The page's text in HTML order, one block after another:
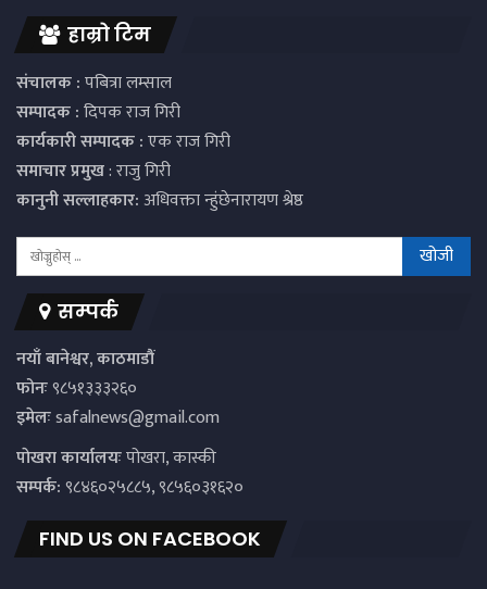
हाम्रो टिम
संचालक :पबित्रा लम्साल
सम्पादक :दिपक राज गिरी
कार्यकारी सम्पादक :एक राज गिरी
समाचार प्रमुख: राजु गिरी
कानुनी सल्लाहकार:अधिवक्ता न्हुंछेनारायण श्रेष्ठ
सम्पर्क
नयाँ बानेश्वर, काठमाडौं
फोनः९८५१३३३२६०
इमेलःsafalnews@gmail.com
पाेखरा कार्यालयःपोखरा, कास्की
सम्पर्क:९८४६०२५८८५, ९८५६०३१६२०
FIND US ON FACEBOOK